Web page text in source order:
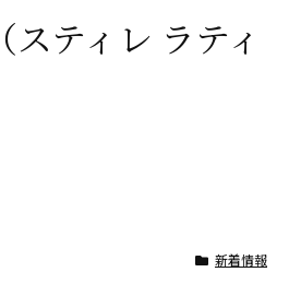
スティレ ラティ
新着情報